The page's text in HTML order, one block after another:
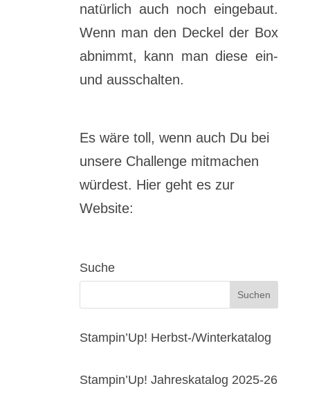
natürlich auch noch eingebaut.
Wenn man den Deckel der Box
abnimmt, kann man diese ein-
und ausschalten.
Es wäre toll, wenn auch Du bei
unsere Challenge mitmachen
würdest. Hier geht es zur
Website:
Suche
Stampin’Up! Herbst-/Winterkatalog
Stampin’Up! Jahreskatalog 2025-26